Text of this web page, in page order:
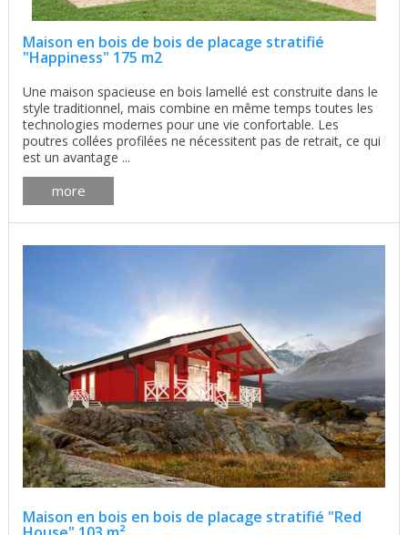
Maison en bois de bois de placage stratifié
"Happiness" 175 m2
Une maison spacieuse en bois lamellé est construite dans le
style traditionnel, mais combine en même temps toutes les
technologies modernes pour une vie confortable. Les
poutres collées profilées ne nécessitent pas de retrait, ce qui
est un avantage ...
more
Maison en bois en bois de placage stratifié "Red